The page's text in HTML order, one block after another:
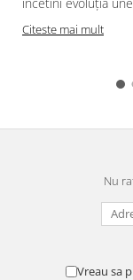
Citeste mai mult
Nu
Vreau sa